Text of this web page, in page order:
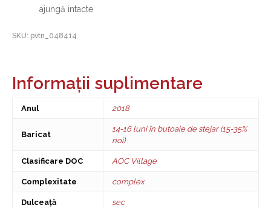
ajungă intacte
SKU: pvtn_048414
Informații suplimentare
Anul 2018
Baricat
14-16 luni în butoaie de stejar (15-35%
noi)
Clasificare DOC AOC Village
Complexitate complex
Dulceață sec